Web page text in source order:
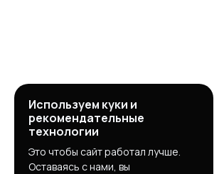
Используем куки и
рекомендательные
технологии
Это чтобы сайт работал лучше.
Оставаясь с нами, вы